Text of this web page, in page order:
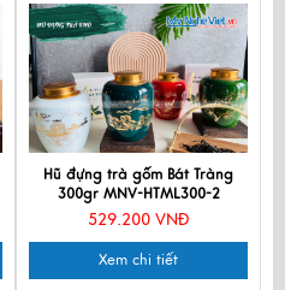
Hũ đựng trà gốm Bát Tràng
300gr MNV-HTML300-2
529.200 VNĐ
Xem chi tiết